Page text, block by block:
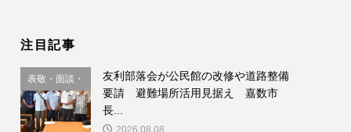
注目記事
表敬・面談・
要請
友利部落会が公民館の改修や道路整備
要請 避難場所活用見据え 嘉数市
長...
2026.08.08